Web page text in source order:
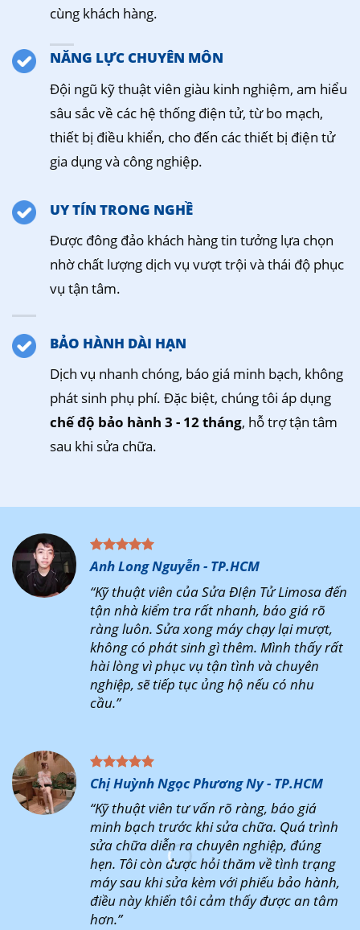
cùng khách hàng.
NĂNG LỰC CHUYÊN MÔN
Đội ngũ kỹ thuật viên giàu kinh nghiệm, am hiểu
sâu sắc về các hệ thống điện tử, từ bo mạch,
thiết bị điều khiển, cho đến các thiết bị điện tử
gia dụng và công nghiệp.
UY TÍN TRONG NGHỀ
Được đông đảo khách hàng tin tưởng lựa chọn
nhờ chất lượng dịch vụ vượt trội và thái độ phục
vụ tận tâm.
BẢO HÀNH DÀI HẠN
Dịch vụ nhanh chóng, báo giá minh bạch, không
phát sinh phụ phí. Đặc biệt, chúng tôi áp dụng
chế độ bảo hành 3 - 12 tháng, hỗ trợ tận tâm
sau khi sửa chữa.
Anh Long Nguyễn - TP.HCM
“Kỹ thuật viên của Sửa ĐIện Tử Limosa đến
tận nhà kiểm tra rất nhanh, báo giá rõ
ràng luôn. Sửa xong máy chạy lại mượt,
không có phát sinh gì thêm. Mình thấy rất
hài lòng vì phục vụ tận tình và chuyên
nghiệp, sẽ tiếp tục ủng hộ nếu có nhu
cầu.”
Chị Huỳnh Ngọc Phương Ny - TP.HCM
“Kỹ thuật viên tư vấn rõ ràng, báo giá
minh bạch trước khi sửa chữa. Quá trình
sửa chữa diễn ra chuyên nghiệp, đúng
hẹn. Tôi còn được hỏi thăm về tình trạng
máy sau khi sửa kèm với phiếu bảo hành,
điều này khiến tôi cảm thấy được an tâm
hơn.”